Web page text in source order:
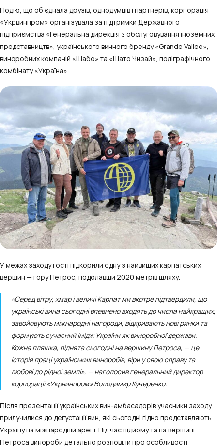
Подію, що об’єднала друзів, однодумців і партнерів, корпорація
«Укрвинпром» організувала за підтримки Державного
підприємства «Генеральна дирекція з обслуговування іноземних
представництв», українського винного бренду «Grande Vallee»,
виноробних компаній «Шабо» та «Шато Чизай», поліграфічного
комбінату «Україна».
У межах заходу гості підкорили одну з найвищих карпатських
вершин — гору Петрос, подолавши 2020 метрів шляху.
«Серед вітру, хмар і величі Карпат ми вкотре підтвердили, що
українські вина сьогодні впевнено входять до числа найкращих,
завойовують міжнародні нагороди, відкривають нові ринки та
формують сучасний імідж України як виноробної держави.
Кожна пляшка, піднята сьогодні на вершину Петроса, — це
історія праці українських виноробів, віри у свою справу та
любові до рідної землі», — наголосив генеральний директор
корпорації «Укрвинпром» Володимир Кучеренко.
Після презентації українських вин-амбасадорів учасники заходу
прилучилися до дегустації вин, які сьогодні гідно представляють
Україну на міжнародній арені. Під час підйому та на вершині
Петроса винороби детально розповіли про особливості